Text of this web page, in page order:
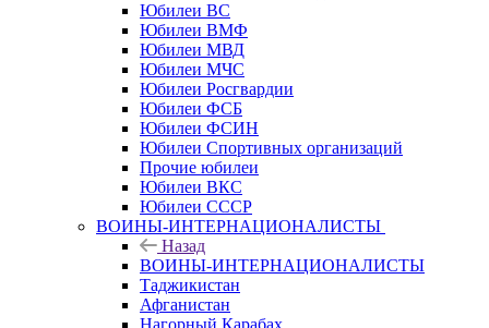
Юбилеи ВС
Юбилеи ВМФ
Юбилеи МВД
Юбилеи МЧС
Юбилеи Росгвардии
Юбилеи ФСБ
Юбилеи ФСИН
Юбилеи Спортивных организаций
Прочие юбилеи
Юбилеи ВКС
Юбилеи СССР
ВОИНЫ-ИНТЕРНАЦИОНАЛИСТЫ
Назад
ВОИНЫ-ИНТЕРНАЦИОНАЛИСТЫ
Таджикистан
Афганистан
Нагорный Карабах